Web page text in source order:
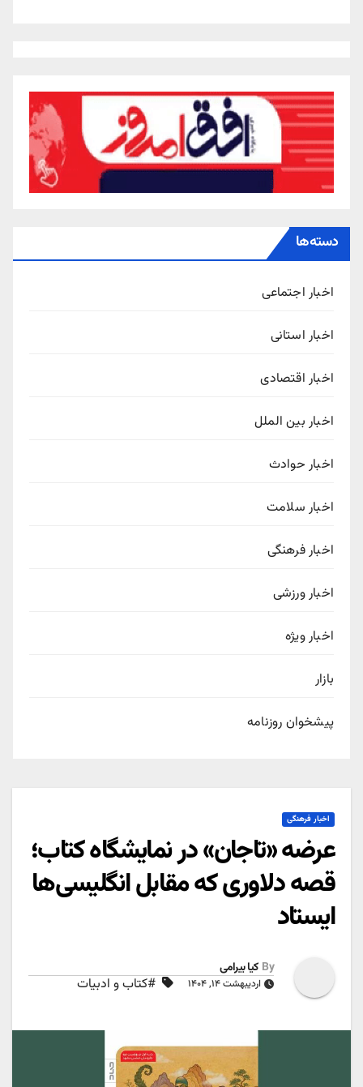
دسته‌ها
اخبار اجتماعی
اخبار استانی
اخبار اقتصادی
اخبار بین الملل
اخبار حوادث
اخبار سلامت
اخبار فرهنگی
اخبار ورزشی
اخبار ویژه
بازار
پیشخوان روزنامه
اخبار فرهنگی
عرضه «تاجان» در نمایشگاه کتاب؛
قصه دلاوری که مقابل انگلیسی‌ها
ایستاد
By کیا بیرامی
اردیبهشت ۱۴, ۱۴۰۴ #کتاب و ادبیات